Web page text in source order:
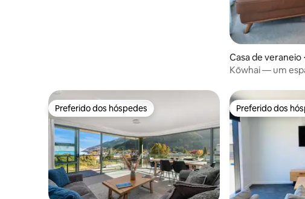
Casa de veraneio
own
Kōwhai — um
Preferido dos hóspedes
Preferido dos hóspedes Preferido dos
Preferido dos